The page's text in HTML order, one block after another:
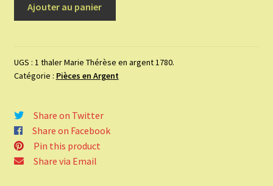
Marie
Thérèse
1780.
Ajouter au panier
UGS : 1 thaler Marie Thérèse en argent 1780.
Catégorie : Pièces en Argent
Share on Twitter
Share on Facebook
Pin this product
Share via Email